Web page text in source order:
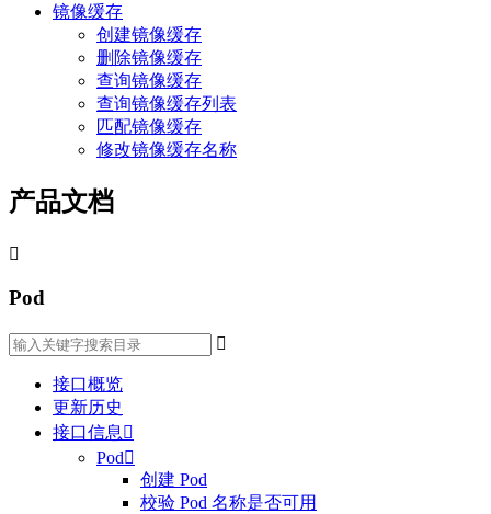
镜像缓存
创建镜像缓存
删除镜像缓存
查询镜像缓存
查询镜像缓存列表
匹配镜像缓存
修改镜像缓存名称
产品文档

Pod

接口概览
更新历史
接口信息 
Pod
创建 Pod
校验 Pod 名称是否可用